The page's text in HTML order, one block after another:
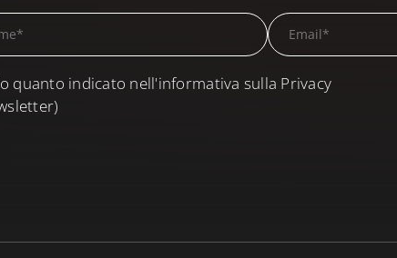
quanto indicato nell'informativa sulla Privacy